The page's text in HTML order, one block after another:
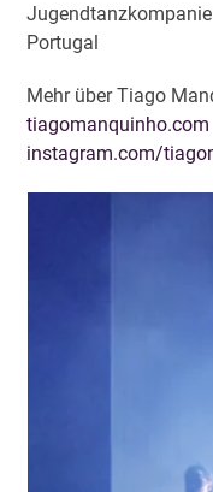
Portugal
Mehr über Tiago
tiagomanquinho.com
instagram.com/